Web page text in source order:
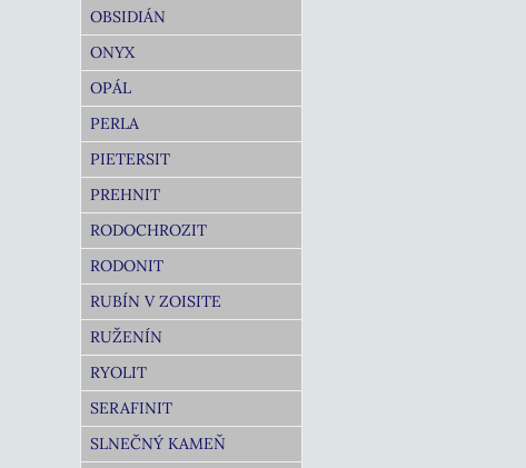
OBSIDIÁN
ONYX
OPÁL
PERLA
PIETERSIT
PREHNIT
RODOCHROZIT
RODONIT
RUBÍN V ZOISITE
RUŽENÍN
RYOLIT
SERAFINIT
SLNEČNÝ KAMEŇ